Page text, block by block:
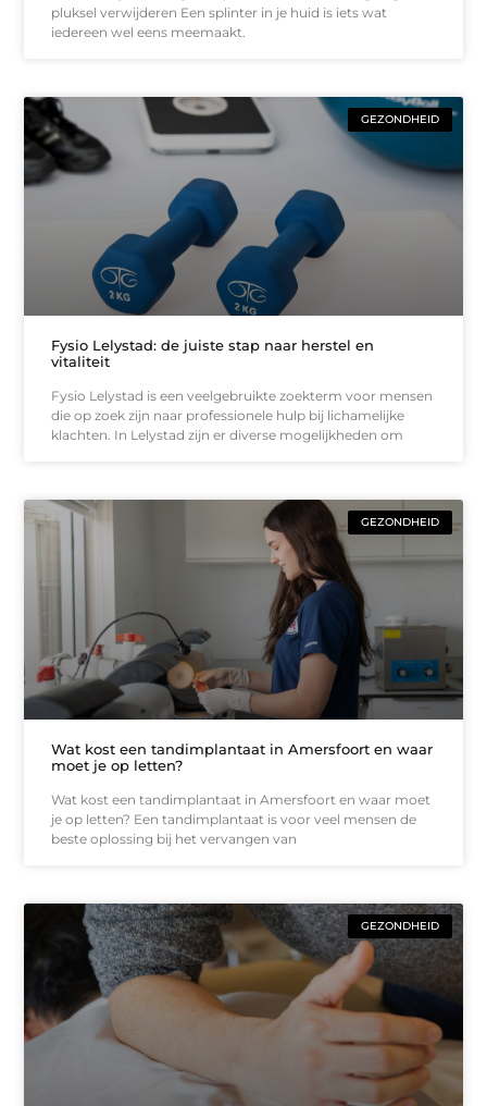
pluksel verwijderen Een splinter in je huid is iets wat
iedereen wel eens meemaakt.
GEZONDHEID
Fysio Lelystad: de juiste stap naar herstel en
vitaliteit
Fysio Lelystad is een veelgebruikte zoekterm voor mensen
die op zoek zijn naar professionele hulp bij lichamelijke
klachten. In Lelystad zijn er diverse mogelijkheden om
GEZONDHEID
Wat kost een tandimplantaat in Amersfoort en waar
moet je op letten?
Wat kost een tandimplantaat in Amersfoort en waar moet
je op letten? Een tandimplantaat is voor veel mensen de
beste oplossing bij het vervangen van
GEZONDHEID